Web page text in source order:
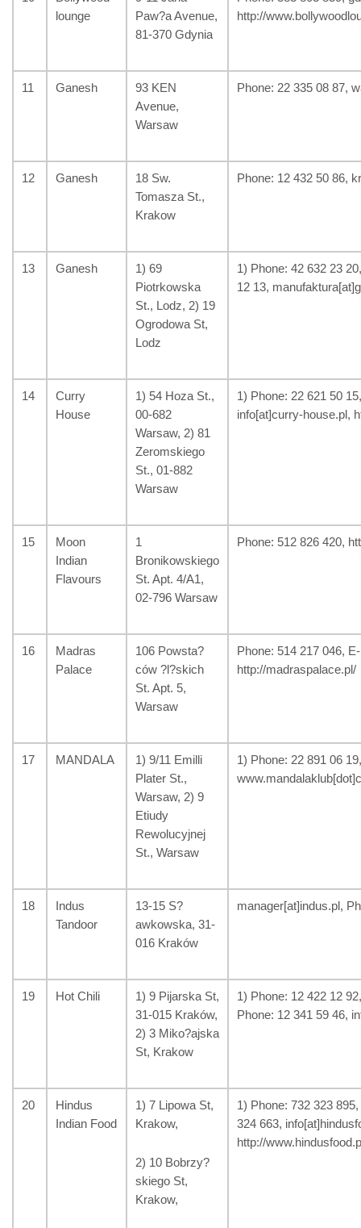
lounge
Paw?a Avenue,
81-370 Gdynia
http://
11 Ganesh
93 KEN
Avenue,
Warsaw
Phone: 22 335 08 87,
12 Ganesh
18 Sw.
Tomasza St.,
Krakow
Phone: 12 432 50 86,
13 Ganesh
1) 69
Piotrkowska
St., Lodz, 2) 19
Ogrodowa St,
Lodz
1) Phone: 42 632 23
12 13,
14
Curry
House
1) 54 Hoza St.,
00-682
Warsaw, 2) 81
Zeromskiego
St., 01-882
Warsaw
1) Phone: 22 621 50
info[at]curry-house.pl,
15
Moon
Indian
Flavours
1
Bronikowskiego
St. Apt. 4/A1,
02-796 Warsaw
Phone: 512 826 420,
16
Madras
Palace
106 Powsta?
ców ?l?skich
St. Apt. 5,
Warsaw
Phone: 514 217 046,
http://madraspalace.pl/
17 MANDALA
1) 9/11 Emilli
Plater St.,
Warsaw, 2) 9
Etiudy
Rewolucyjnej
St., Warsaw
1) Phone: 22 891 06
18
Indus
Tandoor
13-15 S?
awkowska, 31-
016 Kraków
manager[at]indus.pl,
19 Hot Chili
1) 9 Pijarska St,
31-015 Kraków,
2) 3 Miko?ajska
St, Krakow
1) Phone: 12 422 12
Phone: 12 341 59 46,
20
Hindus
Indian Food
1) 7 Lipowa St,
Krakow,
2) 10 Bobrzy?
skiego St,
Krakow,
1) Phone: 732 323
324 663,
http://